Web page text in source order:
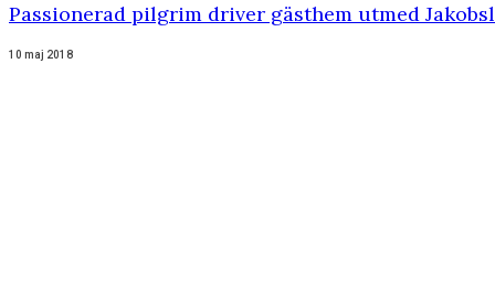
Passionerad pilgrim driver gästhem utmed
10 maj 2018